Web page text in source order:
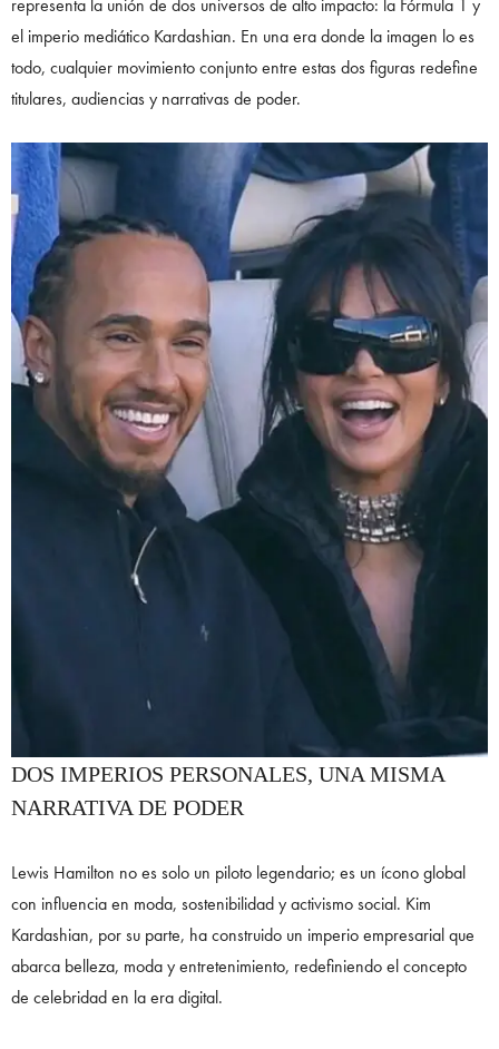
representa la unión de dos universos de alto impacto: la Fórmula 1 y
el imperio mediático Kardashian. En una era donde la imagen lo es
todo, cualquier movimiento conjunto entre estas dos figuras redefine
titulares, audiencias y narrativas de poder.
DOS IMPERIOS PERSONALES, UNA MISMA
NARRATIVA DE PODER
Lewis Hamilton no es solo un piloto legendario; es un ícono global
con influencia en moda, sostenibilidad y activismo social. Kim
Kardashian, por su parte, ha construido un imperio empresarial que
abarca belleza, moda y entretenimiento, redefiniendo el concepto
de celebridad en la era digital.